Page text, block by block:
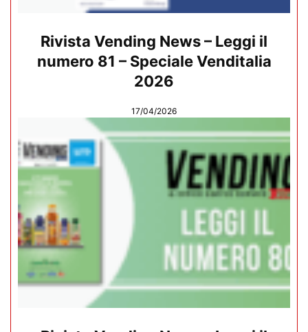
Rivista Vending News – Leggi il
numero 81 – Speciale Venditalia
2026
17/04/2026